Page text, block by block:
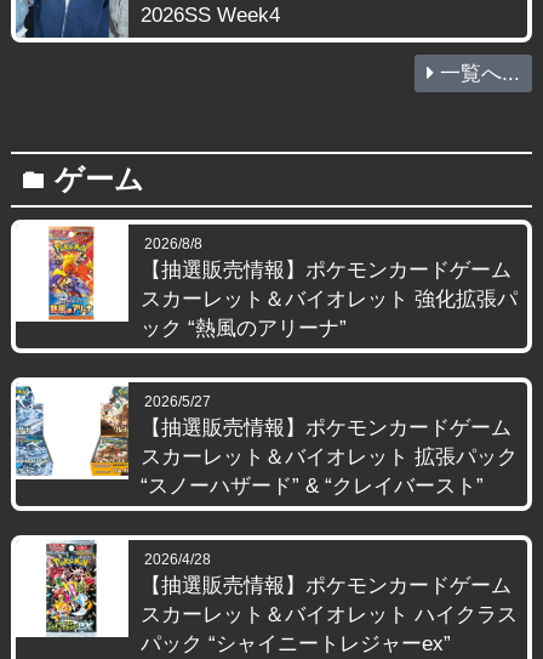
2026SS Week4
一覧へ...
folder ゲーム
2026/8/8
【抽選販売情報】ポケモンカードゲーム
スカーレット＆バイオレット 強化拡張パ
ック “熱風のアリーナ”
2026/5/27
【抽選販売情報】ポケモンカードゲーム
スカーレット＆バイオレット 拡張パック
“スノーハザード” & “クレイバースト”
2026/4/28
【抽選販売情報】ポケモンカードゲーム
スカーレット＆バイオレット ハイクラス
パック “シャイニートレジャーex”